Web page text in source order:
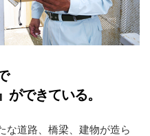
できている。
な道路、橋梁、建物が造ら